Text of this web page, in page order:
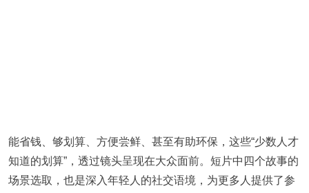
能省钱、够划算、方便尝鲜、甚至有助环保，这些“少数人才
知道的划算”，透过镜头呈现在大众面前。短片中四个故事的
场景选取，也是深入年轻人的社交语境，为更多人提供了参